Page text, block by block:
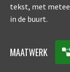
tekst, met
in de buurt.
MAATWERK